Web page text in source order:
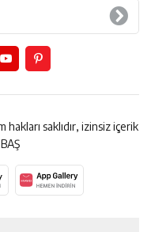
saklıdır, izinsiz içerik